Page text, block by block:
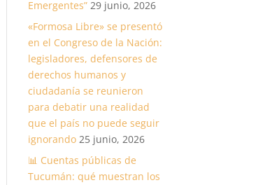
Emergentes” 29 junio, 2026
«Formosa Libre» se presentó
en el Congreso de la Nación:
legisladores, defensores de
derechos humanos y
ciudadanía se reunieron
para debatir una realidad
que el país no puede seguir
ignorando 25 junio, 2026
📊 Cuentas públicas de
Tucumán: qué muestran los